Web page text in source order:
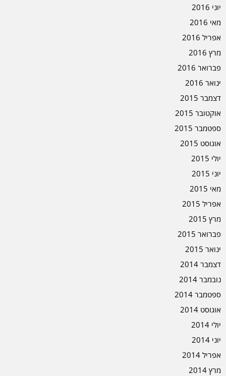
יוני 2016
מאי 2016
אפריל 2016
מרץ 2016
פברואר 2016
ינואר 2016
דצמבר 2015
אוקטובר 2015
ספטמבר 2015
אוגוסט 2015
יולי 2015
יוני 2015
מאי 2015
אפריל 2015
מרץ 2015
פברואר 2015
ינואר 2015
דצמבר 2014
נובמבר 2014
ספטמבר 2014
אוגוסט 2014
יולי 2014
יוני 2014
אפריל 2014
מרץ 2014